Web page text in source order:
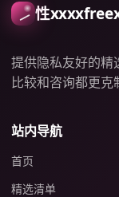
性
提供隐私友好的精
比较和咨询都更克
站内导航
首页
精选清单